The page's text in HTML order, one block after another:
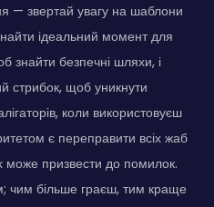
— звертай увагу на шаблони
ідеальний момент для
знайти безпечні шляхи, і
стрибок, щоб уникнути
коли використовуєш
є переправити всіх жаб
може призвести до помилок.
чим більше граєш, тим краще